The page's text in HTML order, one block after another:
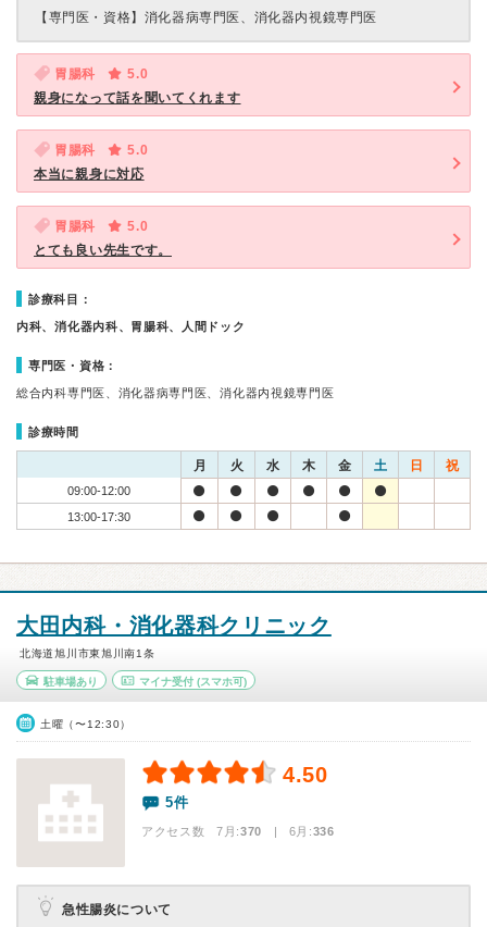
【専門医・資格】 消化器病専門医、消化器内視鏡専門医
胃腸科
5.0
親身になって話を聞いてくれます
胃腸科
5.0
本当に親身に対応
胃腸科
5.0
とても良い先生です。
診療科目：
内科、消化器内科、胃腸科、人間ドック
専門医・資格：
総合内科専門医、消化器病専門医、消化器内視鏡専門医
診療時間
月 火 水 木 金 土 日 祝
09:00-12:00
13:00-17:30
大田内科・消化器科クリニック
北海道旭川市東旭川南1条
駐車場あり マイナ受付(スマホ可)
土曜（〜12:30）
4.50
5件
アクセス数 7月:370 | 6月:336
急性腸炎について